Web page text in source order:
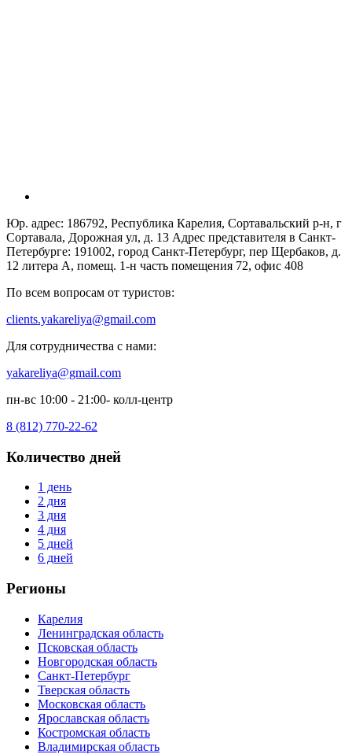
Юр. адрес: 186792, Республика Карелия, Сортавальский р-н, г
Сортавала, Дорожная ул, д. 13 Адрес представителя в Санкт-
Петербурге: 191002, город Санкт-Петербург, пер Щербаков, д.
12 литера А, помещ. 1-н часть помещения 72, офис 408
По всем вопросам от туристов:
clients.yakareliya@gmail.com
Для сотрудничества с нами:
yakareliya@gmail.com
пн-вс 10:00 - 21:00- колл-центр
8 (812) 770-22-62
Количество дней
1 день
2 дня
3 дня
4 дня
5 дней
6 дней
Регионы
Карелия
Ленинградская область
Псковская область
Новгородская область
Санкт-Петербург
Тверская область
Московская область
Ярославская область
Костромская область
Владимирская область